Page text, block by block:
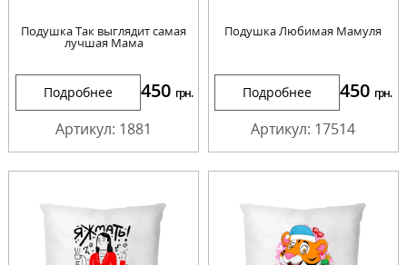
Подушка Так выглядит самая
лучшая Мама
Подробнее 450 грн.
Артикул: 1881
Подушка Любимая Мамуля
Подробнее 450 грн.
Артикул: 17514